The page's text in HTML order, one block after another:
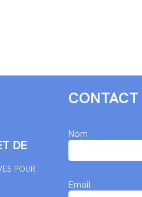
DE
POUR
CONTACT
Nom
Email